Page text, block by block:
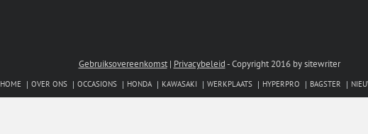
Gebruiksovereenkomst| Privacybeleid-Copyright 2016 by sitewriter
HOME OVER ONS OCCASIONS HONDA KAWASAKI WERKPLAATS HYPERPRO BAGSTER